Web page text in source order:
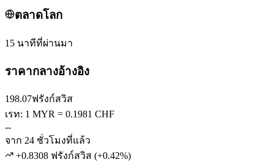
ตลาดโลก
15 นาทีที่ผ่านมา
ราคากลางอ้างอิง
198.07ฟรังก์สวิส
เรท: 1 MYR = 0.1981 CHF
--
จาก 24 ชั่วโมงที่แล้ว
+0.8308 ฟรังก์สวิส (+0.42%)